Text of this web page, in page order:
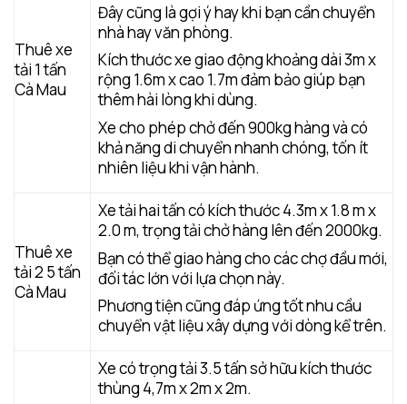
Thuê xe
tải 1 tấn
Cà Mau
Đây cũng là gợi ý hay khi bạn cần chuyển
nhà hay văn phòng.
Kích thước xe giao động khoảng dài 3m x
rộng 1.6m x cao 1.7m đảm bảo giúp bạn
thêm hài lòng khi dùng.
Xe cho phép chở đến 900kg hàng và có
khả năng di chuyển nhanh chóng, tốn ít
nhiên liệu khi vận hành.
Thuê xe
tải 2 5 tấn
Cà Mau
Xe tải hai tấn có kích thước 4.3m x 1.8 m x
2.0 m, trọng tải chở hàng lên đến 2000kg.
Bạn có thể giao hàng cho các chợ đầu mới,
đối tác lớn với lựa chọn này.
Phương tiện cũng đáp ứng tốt nhu cầu
chuyển vật liệu xây dựng với dòng kể trên.
Xe có trọng tải 3.5 tấn sở hữu kích thước
thùng 4,7m x 2m x 2m.